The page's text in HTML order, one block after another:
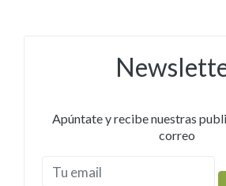
Apúntate y recibe nuestras
correo